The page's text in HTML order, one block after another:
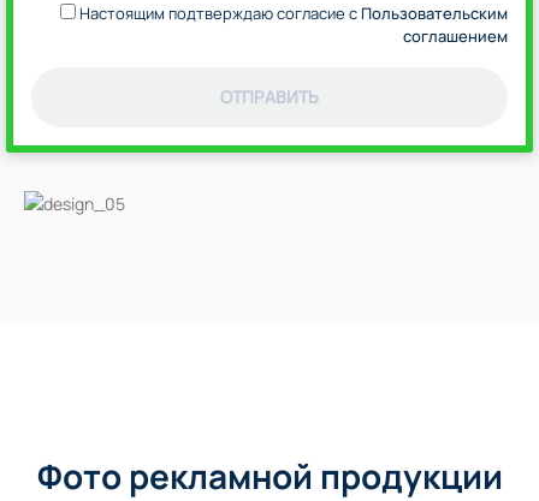
Настоящим подтверждаю согласие сПользовательским
соглашением
ОТПРАВИТЬ
Фото рекламной продукции